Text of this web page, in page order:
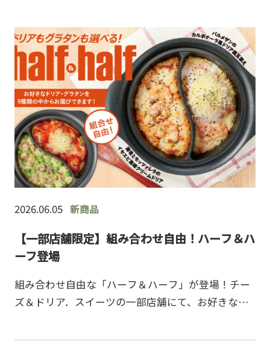
2026.06.05 新商品
【一部店舗限定】組み合わせ自由！ハーフ＆ハ
ーフ登場
組み合わせ自由な「ハーフ＆ハーフ」が登場！チー
ズ＆ドリア．スイーツの一部店舗にて、お好きなド
販売を開始しました。本商品は、以下のメニューの